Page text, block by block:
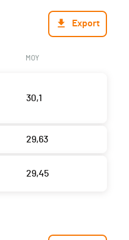
Export
MOY
30,1
29,63
29,45